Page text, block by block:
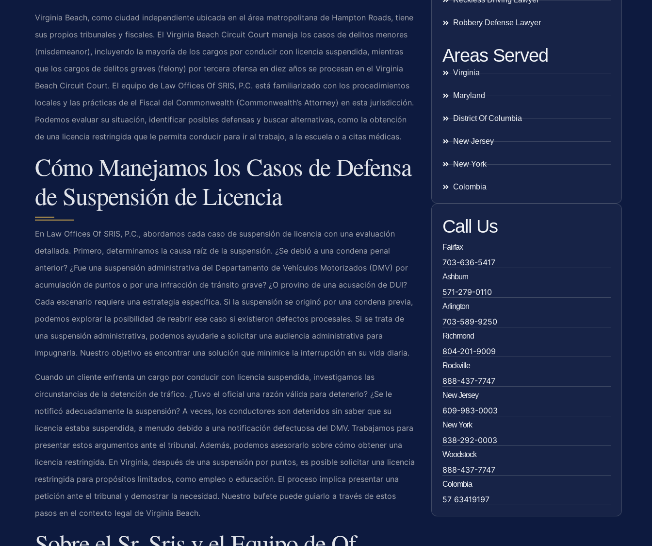
Virginia Beach, como ciudad independiente ubicada en el área metropolitana de Hampton Roads, tiene
sus propios tribunales y fiscales. El Virginia Beach Circuit Court maneja los casos de delitos menores
(misdemeanor), incluyendo la mayoría de los cargos por conducir con licencia suspendida, mientras
que los cargos de delitos graves (felony) por tercera ofensa en diez años se procesan en el Virginia
Beach Circuit Court. El equipo de Law Offices Of SRIS, P.C. está familiarizado con los procedimientos
locales y las prácticas de el Fiscal del Commonwealth (Commonwealth’s Attorney) en esta jurisdicción.
Podemos evaluar su situación, identificar posibles defensas y buscar alternativas, como la obtención
de una licencia restringida que le permita conducir para ir al trabajo, a la escuela o a citas médicas.
Cómo Manejamos los Casos de Defensa
de Suspensión de Licencia
En Law Offices Of SRIS, P.C., abordamos cada caso de suspensión de licencia con una evaluación
detallada. Primero, determinamos la causa raíz de la suspensión. ¿Se debió a una condena penal
anterior? ¿Fue una suspensión administrativa del Departamento de Vehículos Motorizados (DMV) por
acumulación de puntos o por una infracción de tránsito grave? ¿O provino de una acusación de DUI?
Cada escenario requiere una estrategia específica. Si la suspensión se originó por una condena previa,
podemos explorar la posibilidad de reabrir ese caso si existieron defectos procesales. Si se trata de
una suspensión administrativa, podemos ayudarle a solicitar una audiencia administrativa para
impugnarla. Nuestro objetivo es encontrar una solución que minimice la interrupción en su vida diaria.
Cuando un cliente enfrenta un cargo por conducir con licencia suspendida, investigamos las
circunstancias de la detención de tráfico. ¿Tuvo el oficial una razón válida para detenerlo? ¿Se le
notificó adecuadamente la suspensión? A veces, los conductores son detenidos sin saber que su
licencia estaba suspendida, a menudo debido a una notificación defectuosa del DMV. Trabajamos para
presentar estos argumentos ante el tribunal. Además, podemos asesorarlo sobre cómo obtener una
licencia restringida. En Virginia, después de una suspensión por puntos, es posible solicitar una licencia
restringida para propósitos limitados, como empleo o educación. El proceso implica presentar una
petición ante el tribunal y demostrar la necesidad. Nuestro bufete puede guiarlo a través de estos
pasos en el contexto legal de Virginia Beach.
Robbery Defense Lawyer
Areas Served
Virginia
Maryland
District Of Columbia
New Jersey
New York
Colombia
Call Us
Fairfax
703-636-5417
Ashburn
571-279-0110
Arlington
703-589-9250
Richmond
804-201-9009
Rockville
888-437-7747
New Jersey
609-983-0003
New York
838-292-0003
Woodstock
888-437-7747
Colombia
57 63419197